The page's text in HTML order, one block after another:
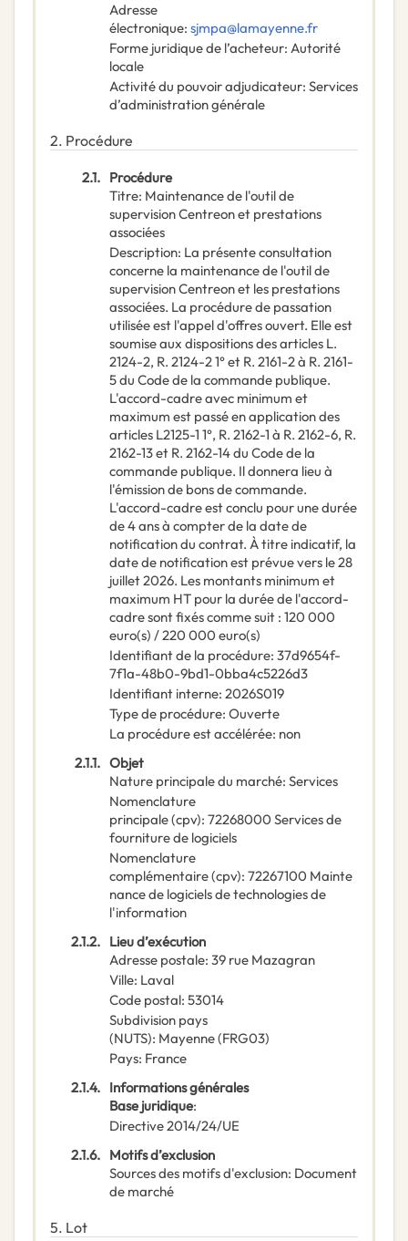
Adresse
électronique: sjmpa@lamayenne.fr
Forme juridique de l’acheteur: Autorité
locale
Activité du pouvoir adjudicateur: Services
d’administration générale
2. Procédure
2.1. Procédure
Titre: Maintenance de l'outil de
supervision Centreon et prestations
associées
Description: La présente consultation
concerne la maintenance de l'outil de
supervision Centreon et les prestations
associées. La procédure de passation
utilisée est l'appel d'offres ouvert. Elle est
soumise aux dispositions des articles L.
2124-2, R. 2124-2 1° et R. 2161-2 à R. 2161-
5 du Code de la commande publique.
L'accord-cadre avec minimum et
maximum est passé en application des
articles L2125-1 1°, R. 2162-1 à R. 2162-6, R.
2162-13 et R. 2162-14 du Code de la
commande publique. Il donnera lieu à
l'émission de bons de commande.
L'accord-cadre est conclu pour une durée
de 4 ans à compter de la date de
notification du contrat. À titre indicatif, la
date de notification est prévue vers le 28
juillet 2026. Les montants minimum et
maximum HT pour la durée de l'accord-
cadre sont fixés comme suit : 120 000
euro(s) / 220 000 euro(s)
Identifiant de la procédure: 37d9654f-
7f1a-48b0-9bd1-0bba4c5226d3
Identifiant interne: 2026S019
Type de procédure: Ouverte
La procédure est accélérée: non
2.1.1. Objet
Nature principale du marché: Services
Nomenclature
principale(cpv): 72268000 Services de
fourniture de logiciels
Nomenclature
complémentaire(cpv): 72267100 Mainte
nance de logiciels de technologies de
l'information
2.1.2. Lieu d’exécution
Adresse postale: 39 rue Mazagran
Ville: Laval
Code postal: 53014
Subdivision pays
(NUTS): Mayenne(FRG03)
Pays: France
2.1.4. Informations générales
Base juridique:
Directive 2014/24/UE
2.1.6. Motifs d’exclusion
Sources des motifs d'exclusion: Document
de marché
5. Lot